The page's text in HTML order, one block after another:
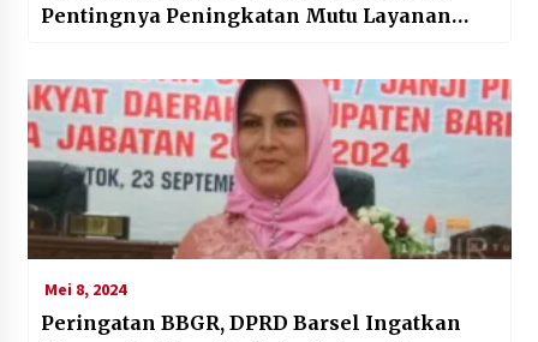
Pentingnya Peningkatan Mutu Layanan
Mei 8, 2024
Peringatan BBGR, DPRD Barsel Ingatkan